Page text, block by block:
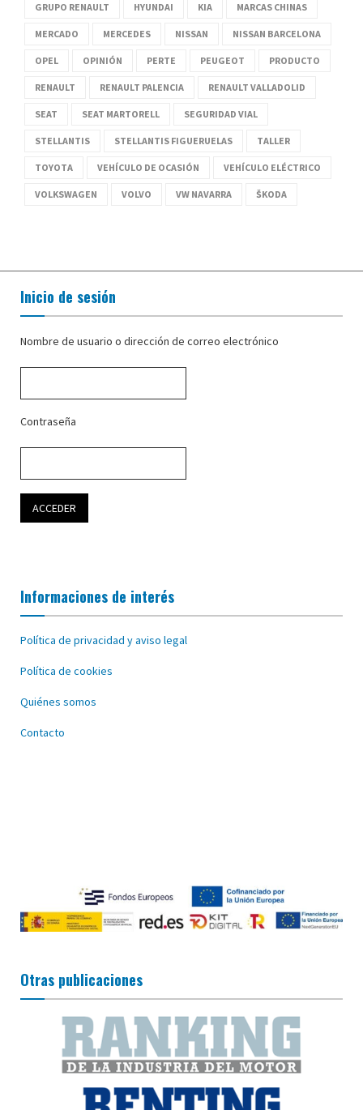
GRUPO RENAULT HYUNDAI KIA MARCAS CHINAS
MERCADO MERCEDES NISSAN NISSAN BARCELONA
OPEL OPINIÓN PERTE PEUGEOT PRODUCTO
RENAULT RENAULT PALENCIA RENAULT VALLADOLID
SEAT SEAT MARTORELL SEGURIDAD VIAL
STELLANTIS STELLANTIS FIGUERUELAS TALLER
TOYOTA VEHÍCULO DE OCASIÓN VEHÍCULO ELÉCTRICO
VOLKSWAGEN VOLVO VW NAVARRA ŠKODA
Inicio de sesión
Nombre de usuario o dirección de correo electrónico
Contraseña
Informaciones de interés
Política de privacidad y aviso legal
Política de cookies
Quiénes somos
Contacto
Otras publicaciones